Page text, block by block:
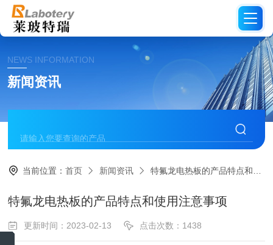
NEWS INFORMATION
新闻资讯
当前位置：首页 新闻资讯 特氟龙电热板的产品特点和使用注意事项
特氟龙电热板的产品特点和使用注意事项
更新时间：2023-02-13 点击次数：1438